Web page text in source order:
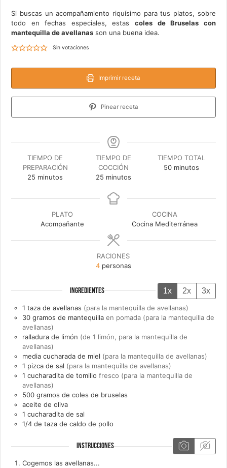
Si buscas un acompañamiento riquísimo para tus platos, sobre
todo en fechas especiales, estascoles de Bruselas con
mantequilla de avellanas son una buena idea.
Sin votaciones
Imprimir receta
Pinear receta
TIEMPO DE
PREPARACIÓN
25 minutos
minutos
TIEMPO DE
COCCIÓN
25minutos
minutos
TIEMPO TOTAL
50minutos
minutos
PLATO
Acompañante
COCINA
Cocina Mediterránea
RACIONES
4 personas
INGREDIENTES 1x 2x 3x
1 taza de avellanas (para la mantequilla de avellanas)
30 gramos de mantequilla en pomada (para la mantequilla de
avellanas)
ralladura de limón (de 1 limón, para la mantequilla de
avellanas)
media cucharada de miel (para la mantequilla de avellanas)
1 pizca de sal (para la mantequilla de avellanas)
1 cucharadita de tomillo fresco (para la mantequilla de
avellanas)
500 gramos de coles de bruselas
aceite de oliva
1 cucharadita desal
1/4 de taza de caldo de pollo
INSTRUCCIONES
Cogemos las avellanas...